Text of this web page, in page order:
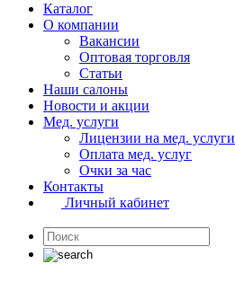
Каталог
О компании
Вакансии
Оптовая торговля
Статьи
Наши салоны
Новости и акции
Мед. услуги
Лицензии на мед. услуги
Оплата мед. услуг
Очки за час
Контакты
Личный кабинет